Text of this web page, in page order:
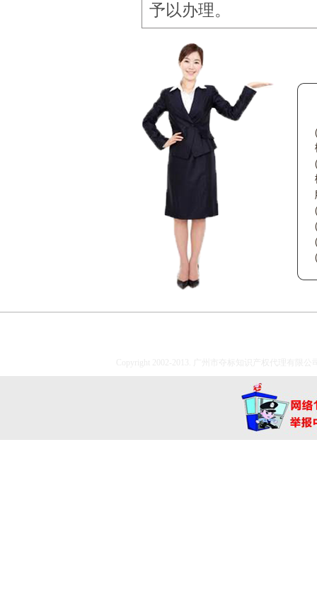
予以办理。